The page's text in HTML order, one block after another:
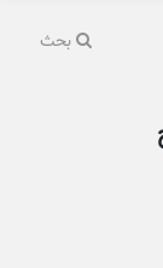
بحث